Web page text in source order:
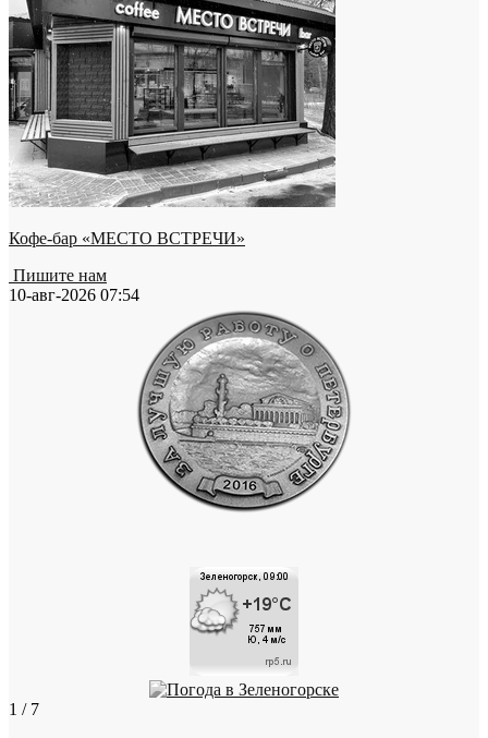
Кофе-бар «МЕСТО ВСТРЕЧИ»
Пишите нам
10-авг-2026 07:54
1 / 7